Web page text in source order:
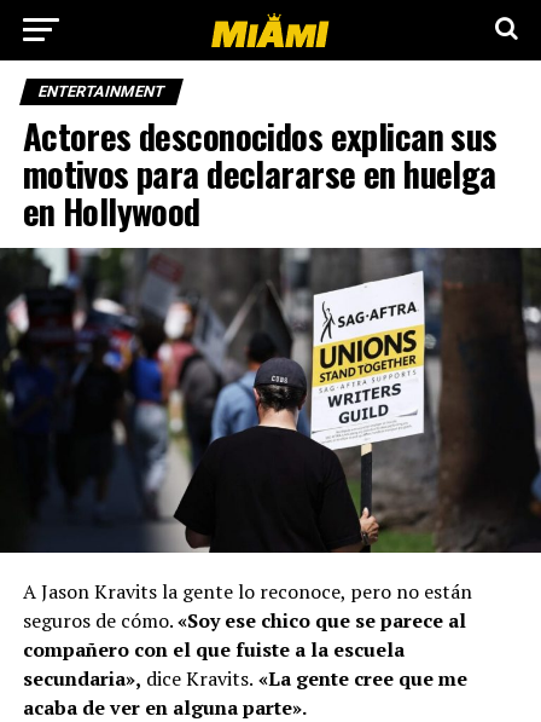
ENTERTAINMENT
Actores desconocidos explican sus
motivos para declararse en huelga
en Hollywood
A Jason Kravits la gente lo reconoce, pero no están
seguros de cómo.«Soy ese chico que se parece al
compañero con el que fuiste a la escuela
secundaria», dice Kravits. «La gente cree que me
acaba de ver en alguna parte».